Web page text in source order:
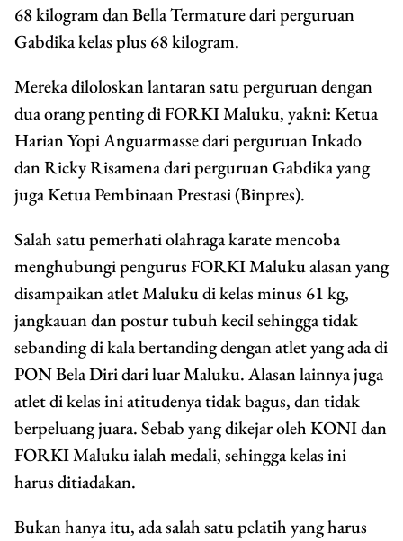
68 kilogram dan Bella Termature dari perguruan
Gabdika kelas plus 68 kilogram.
Mereka diloloskan lantaran satu perguruan dengan
dua orang penting di FORKI Maluku, yakni: Ketua
Harian Yopi Anguarmasse dari perguruan Inkado
dan Ricky Risamena dari perguruan Gabdika yang
juga Ketua Pembinaan Prestasi (Binpres).
Salah satu pemerhati olahraga karate mencoba
menghubungi pengurus FORKI Maluku alasan yang
disampaikan atlet Maluku di kelas minus 61 kg,
jangkauan dan postur tubuh kecil sehingga tidak
sebanding di kala bertanding dengan atlet yang ada di
PON Bela Diri dari luar Maluku. Alasan lainnya juga
atlet di kelas ini atitudenya tidak bagus, dan tidak
berpeluang juara. Sebab yang dikejar oleh KONI dan
FORKI Maluku ialah medali, sehingga kelas ini
harus ditiadakan.
Bukan hanya itu, ada salah satu pelatih yang harus